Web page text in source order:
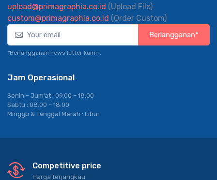
upload@primagraphia.co.id (Upload File)
custom@primagraphia.co.id (Order Custom)
Berlangganan*
*Berlangganan news letter kami !.
Jam Operasional
Senin – Jum’at : 09.00 – 18.00
Sabtu : 08.00 – 18.00
Minggu & Tanggal Merah : Libur
Competitive price
Harga terjangkau